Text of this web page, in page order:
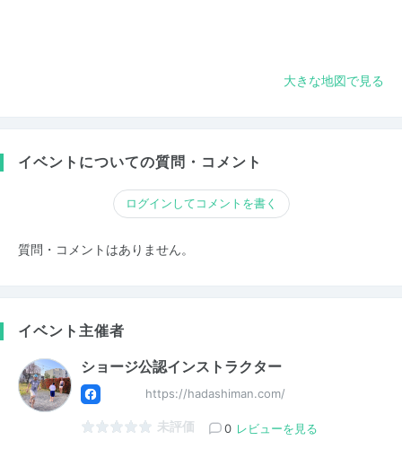
大きな地図で見る
イベントについての質問・コメント
ログインしてコメントを書く
質問・コメントはありません。
イベント主催者
ショージ公認インストラクター
https://hadashiman.com/
未評価 0 レビューを見る